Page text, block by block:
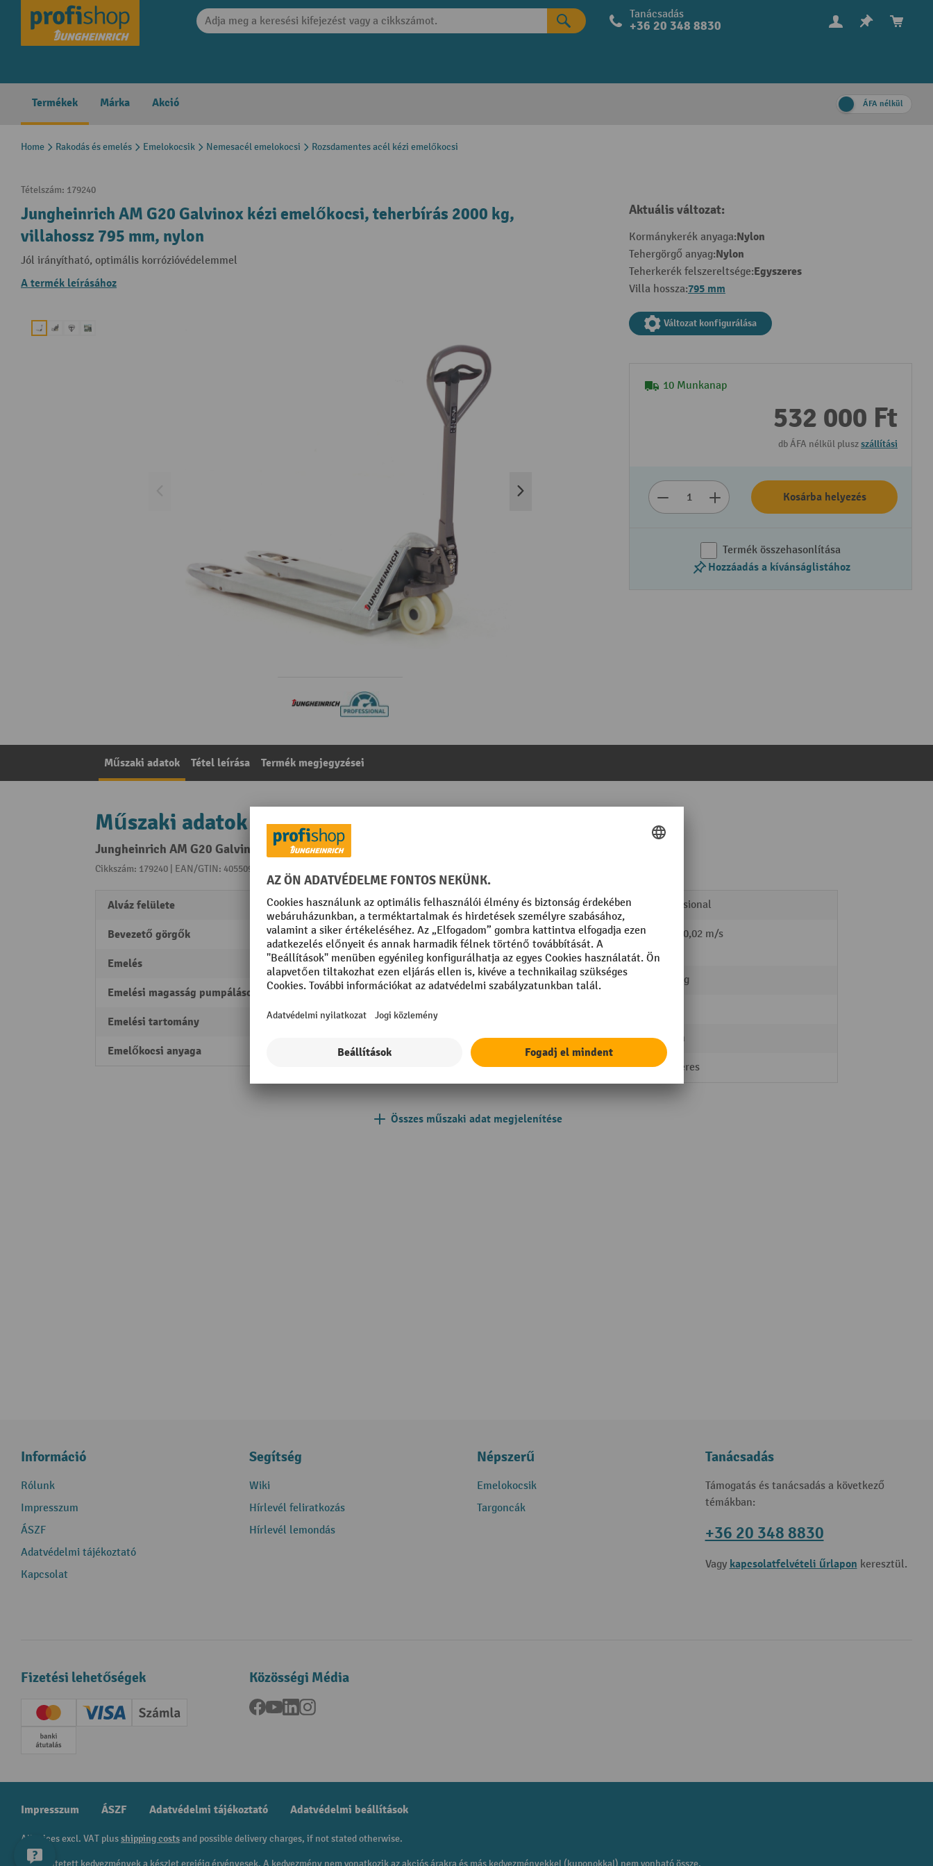
Skip to main navigation Tanácsadás
+36 20 348 8830
Termékek Márka Akció ÁFA nélkül
Home Rakodás és emelés Emelokocsik Nemesacél emelokocsi Rozsdamentes acél kézi emelőkocsi
Tételszám: 179240
Jungheinrich AM G20 Galvinox kézi emelőkocsi, teherbírás 2000 kg,
villahossz 795 mm, nylon
Jól irányítható, optimális korrózióvédelemmel
A termék leírásához
Aktuális változat:
Kormánykerék anyaga:Nylon
Tehergörgő anyag:Nylon
Teherkerék felszereltsége:Egyszeres
Villa hossza:795 mm
Változat konfigurálása
10 Munkanap
532 000 Ft
db ÁFA nélkül pluszszállítási
Kosárba helyezés
Termék összehasonlítása
Hozzáadás a kívánságlistához
Műszaki adatok Tétel leírása Termék megjegyzései
Műszaki adatok
Jungheinrich AM G20 Galvinox kézi emelőkocsi, teherbírás 2000 kg, villahossz 795 mm, nylon
Cikkszám: 179240 | EAN/GTIN: 4055091176055
Alváz felülete horganyzott
Bevezető görgők igen
Emelés 122 mm
Emelési magasság pumpálásonként 10 mm
Emelési tartomány 83 - 205 mm
Emelőkocsi anyaga
Szegmens Professional
Süllyesztési sebesség teherrel /
teher nélkül
0,09 / 0,02 m/s
Teherbírás 2000 kg
Tehergörgő átmérő 82 mm
Teherkerék felszereltsége Egyszeres
Összes műszaki adat megjelenítése
Információ
Rólunk
Impresszum
ÁSZF
Adatvédelmi tájékoztató
Kapcsolat
Segítség
Wiki
Hírlevél feliratkozás
Hírlevél lemondás
Népszerű
Emelokocsik
Targoncák
Tanácsadás
Támogatás és tanácsadás a következő
témákban:
+36 20 348 8830
Vagy kapcsolatfelvételi űrlapon keresztül.
Fizetési lehetőségek
Creditcard (Master)Creditcard (Visa)
Számla
Előrefizetés
Közösségi Média
Facebook
YouTubeLinkedInInstagram
Impresszum ÁSZF Adatvédelmi tájékoztató Adatvédelmi beállítások
All prices excl. VAT plusshipping costsand possible delivery charges, if not stated otherwise.
A feltüntetett kedvezmények a készlet erejéig érvényesek. A kedvezmény nem vonatkozik az akciós árakra és más kedvezményekkel (kuponokkal) nem vonható össze.